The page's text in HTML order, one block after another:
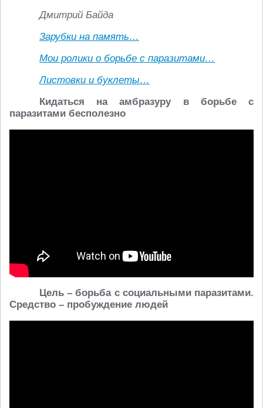
Дмитрий Байда
Зарубки на память…
Мои ролики о борьбе с паразитами…
Листовки и буклеты…
Кидаться на амбразуру в борьбе с
паразитами бесполезно
Цель – борьба с социальными паразитами.
Средство – пробуждение людей